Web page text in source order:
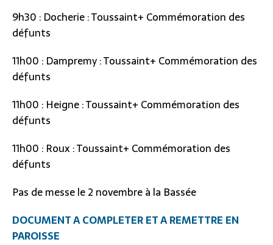
9h30 : Docherie : Toussaint+ Commémoration des
défunts
11h00 : Dampremy : Toussaint+ Commémoration des
défunts
11h00 : Heigne : Toussaint+ Commémoration des
défunts
11h00 : Roux : Toussaint+ Commémoration des
défunts
Pas de messe le 2 novembre à la Bassée
DOCUMENT A COMPLETER ET A REMETTRE EN
PAROISSE